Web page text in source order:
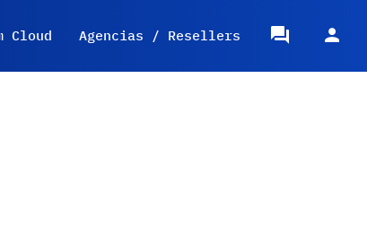
Cloud Agencias / Resellers